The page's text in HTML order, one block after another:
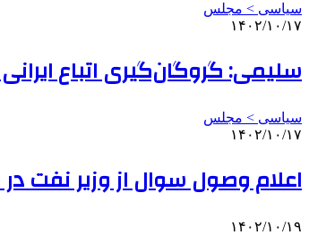
سیاسی > مجلس
۱۴۰۲/۱۰/۱۷
سلیمی: گروگان‌گیری اتباع
سیاسی > مجلس
۱۴۰۲/۱۰/۱۷
اعلام وصول سوال از وزیر نفت
۱۴۰۲/۱۰/۱۹